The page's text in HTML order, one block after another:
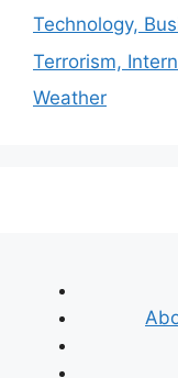
Technology,
Terrorism,
Weather